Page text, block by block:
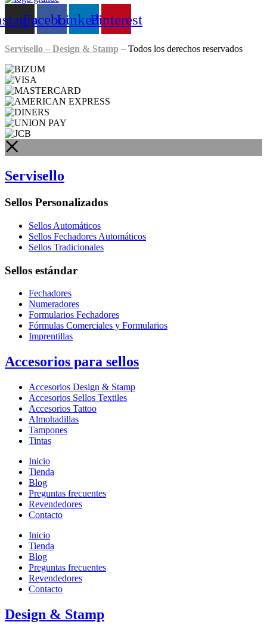
FacebookLinkedinPinterest
Servisello – Design & Stamp – Todos los derechos reservados
Servisello
Sellos Personalizados
Sellos Automáticos
Sellos Fechadores Automáticos
Sellos Tradicionales
Sellos estándar
Fechadores
Numeradores
Formularios Fechadores
Fórmulas Comerciales y Formularios
Imprentillas
Accesorios para sellos
Accesorios Design & Stamp
Accesorios Sellos Textiles
Accesorios Tattoo
Almohadillas
Tampones
Tintas
Inicio
Tienda
Blog
Preguntas frecuentes
Revendedores
Contacto
Inicio
Tienda
Blog
Preguntas frecuentes
Revendedores
Contacto
Design & Stamp